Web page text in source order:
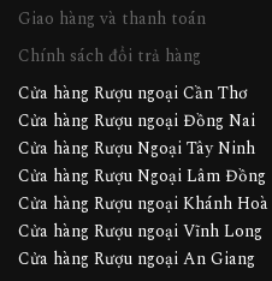
Giao hàng và thanh toán
Chính sách đổi trả hàng
Cửa hàng Rượu ngoại Cần Thơ
Cửa hàng Rượu ngoại Đồng Nai
Cửa hàng Rượu Ngoại Tây Ninh
Cửa hàng Rượu Ngoại Lâm Đồng
Cửa hàng Rượu ngoại Khánh Hoà
Cửa hàng Rượu ngoại Vĩnh Long
Cửa hàng Rượu ngoại An Giang